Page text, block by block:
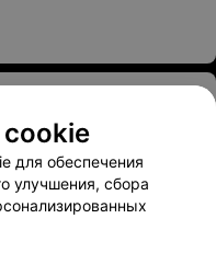
Выходной
13А
для обеспечения
улучшения, сбора